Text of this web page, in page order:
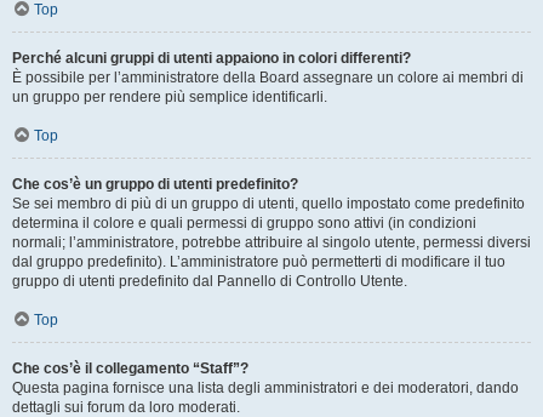
Top
Perché alcuni gruppi di utenti appaiono in colori differenti?
È possibile per l’amministratore della Board assegnare un colore ai membri di
un gruppo per rendere più semplice identificarli.
Top
Che cos’è un gruppo di utenti predefinito?
Se sei membro di più di un gruppo di utenti, quello impostato come predefinito
determina il colore e quali permessi di gruppo sono attivi (in condizioni
normali; l’amministratore, potrebbe attribuire al singolo utente, permessi diversi
dal gruppo predefinito). L’amministratore può permetterti di modificare il tuo
gruppo di utenti predefinito dal Pannello di Controllo Utente.
Top
Che cos’è il collegamento “Staff”?
Questa pagina fornisce una lista degli amministratori e dei moderatori, dando
dettagli sui forum da loro moderati.